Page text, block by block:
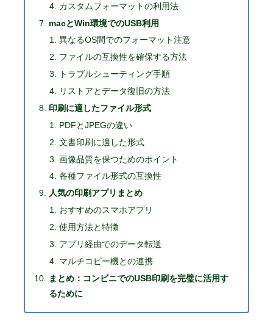
カスタムフォーマットの利用法
macとWin環境でのUSB利用
異なるOS間でのフォーマット注意
ファイルの互換性を確保する方法
トラブルシューティング手順
リストアとデータ復旧の方法
印刷に適したファイル形式
PDFとJPEGの違い
文書印刷に適した形式
画像品質を保つためのポイント
各種ファイル形式の互換性
人気の印刷アプリまとめ
おすすめのスマホアプリ
使用方法と特徴
アプリ経由でのデータ転送
マルチコピー機との連携
まとめ：コンビニでのUSB印刷を完璧に活用す
るために